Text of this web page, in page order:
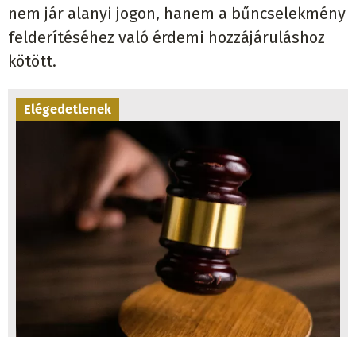
nem jár alanyi jogon, hanem a bűncselekmény
felderítéséhez való érdemi hozzájáruláshoz
kötött.
Elégedetlenek